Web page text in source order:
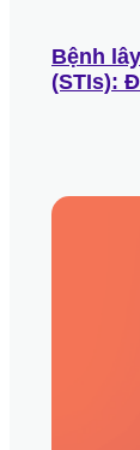
Bệnh
(STIs):